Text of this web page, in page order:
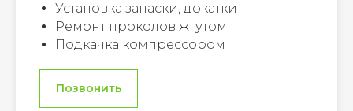
Установка запаски, докатки
Ремонт проколов жгутом
Подкачка компрессором
Позвонить